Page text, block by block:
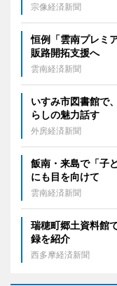
宗像経済新聞
恒例「雲南プレミ
販路開拓支援へ
雲南経済新聞
いすみ市図書館で
らしの魅力話す
外房経済新聞
飯南・来島で「子
にも目を向けて
雲南経済新聞
瑞穂町郷土資料館
録を紹介
西多摩経済新聞